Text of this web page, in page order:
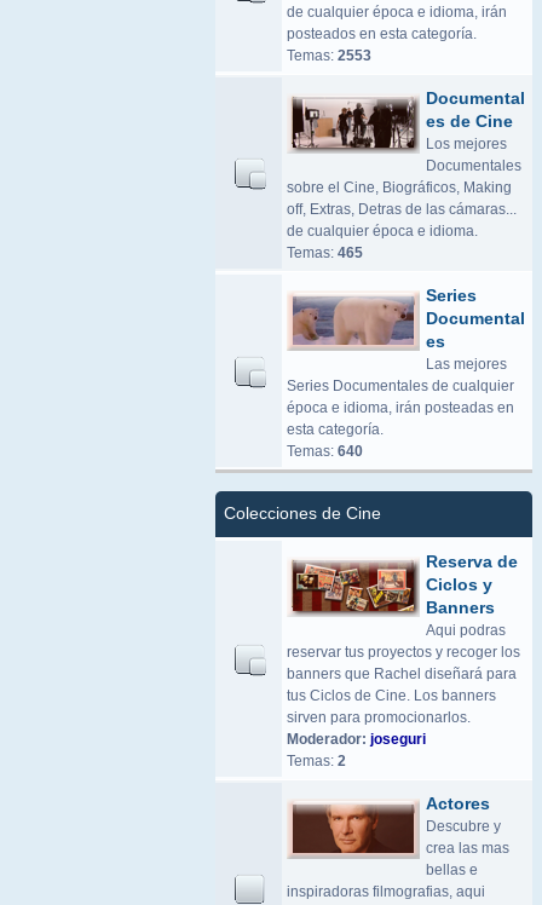
de cualquier época e idioma, irán
posteados en esta categoría.
Temas: 2553
Documental
es de Cine
Los mejores
Documentales
sobre el Cine, Biográficos, Making
off, Extras, Detras de las cámaras...
de cualquier época e idioma.
Temas: 465
Series
Documental
es
Las mejores
Series Documentales de cualquier
época e idioma, irán posteadas en
esta categoría.
Temas: 640
Colecciones de Cine
Reserva de
Ciclos y
Banners
Aqui podras
reservar tus proyectos y recoger los
banners que Rachel diseñará para
tus Ciclos de Cine. Los banners
sirven para promocionarlos.
Moderador: joseguri
Temas: 2
Actores
Descubre y
crea las mas
bellas e
inspiradoras filmografias, aqui